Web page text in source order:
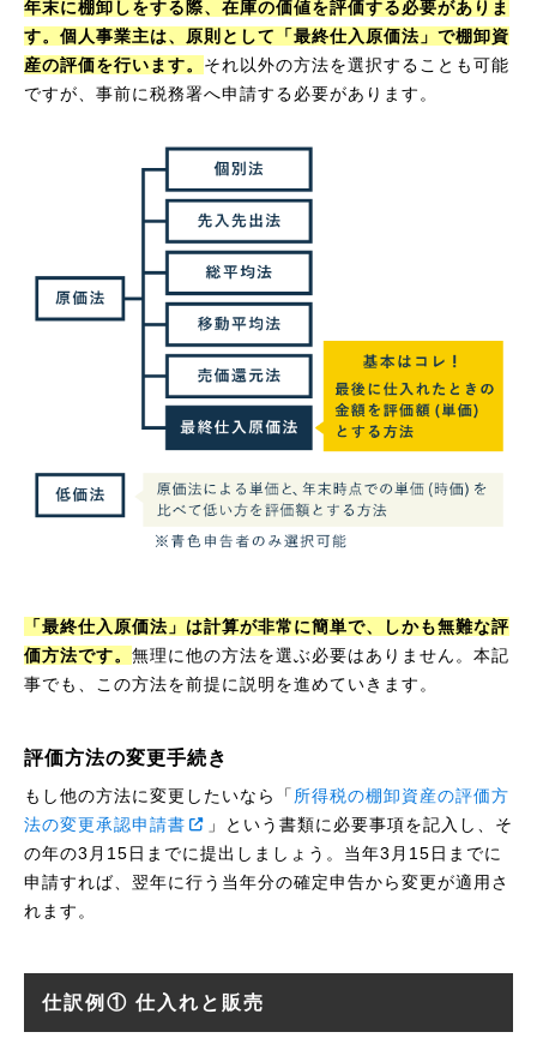
年末に棚卸しをする際、在庫の価値を評価する必要がありま
す。個人事業主は、原則として「最終仕入原価法」で棚卸資
産の評価を行います。 それ以外の方法を選択することも可能
ですが、事前に税務署へ申請する必要があります。
「最終仕入原価法」は計算が非常に簡単で、しかも無難な評
価方法です。 無理に他の方法を選ぶ必要はありません。本記
事でも、この方法を前提に説明を進めていきます。
評価方法の変更手続き
もし他の方法に変更したいなら「 所得税の棚卸資産の評価方
法の変更承認申請書
」という書類に必要事項を記入し、そ
の年の3月15日までに提出しましょう。当年3月15日までに
申請すれば、翌年に行う当年分の確定申告から変更が適用さ
れます。
仕訳例① 仕入れと販売